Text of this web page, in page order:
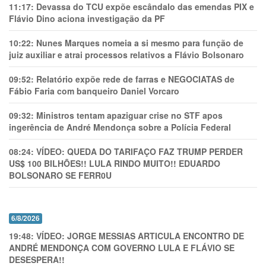
11:17: Devassa do TCU expõe escândalo das emendas PIX e
Flávio Dino aciona investigação da PF
10:22: Nunes Marques nomeia a si mesmo para função de
juiz auxiliar e atrai processos relativos a Flávio Bolsonaro
09:52: Relatório expõe rede de farras e NEGOCIATAS de
Fábio Faria com banqueiro Daniel Vorcaro
09:32: Ministros tentam apaziguar crise no STF apos
ingerência de André Mendonça sobre a Polícia Federal
08:24: VÍDEO: QUEDA DO TARIFAÇO FAZ TRUMP PERDER
US$ 100 BILHÕES!! LULA RINDO MUITO!! EDUARDO
BOLSONARO SE FERR0U
6/8/2026
19:48: VÍDEO: JORGE MESSIAS ARTICULA ENCONTRO DE
ANDRÉ MENDONÇA COM GOVERNO LULA E FLÁVIO SE
DESESPERA!!